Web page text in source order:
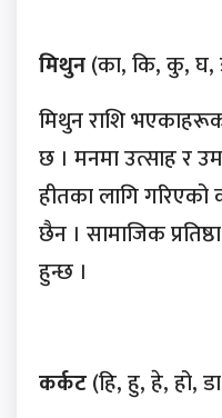
मिथुन(का, कि, कु,
मिथुन राशि
छ । मनमा उत्साह र
हीतका लागि
छैन । सामाजिक
हुन्छ ।
कर्कट(हि, हु, हे, हो,